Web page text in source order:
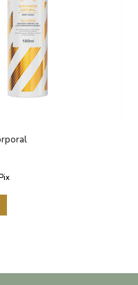
Pix